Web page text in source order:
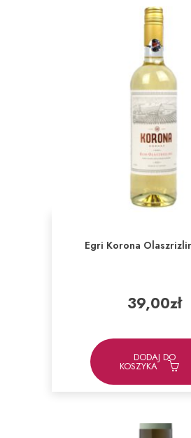
Egri Korona
39,00zł
DODAJ DO
KOSZYKA